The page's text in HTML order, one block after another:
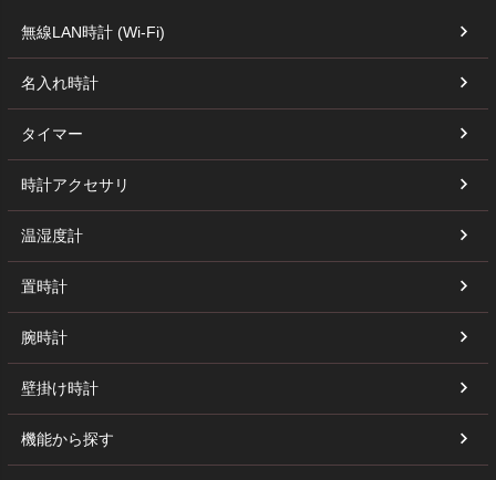
無線LAN時計 (Wi-Fi)
名入れ時計
タイマー
時計アクセサリ
温湿度計
置時計
腕時計
壁掛け時計
機能から探す